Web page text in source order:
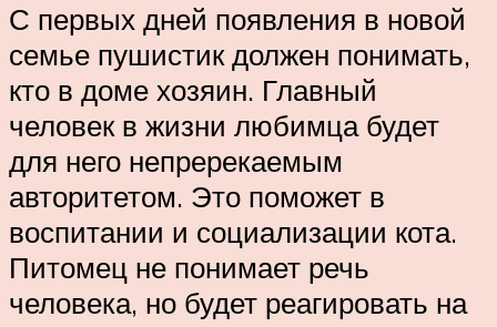
С первых дней появления в новой
семье пушистик должен понимать,
кто в доме хозяин. Главный
человек в жизни любимца будет
для него непререкаемым
авторитетом. Это поможет в
воспитании и социализации кота.
Питомец не понимает речь
человека, но будет реагировать на